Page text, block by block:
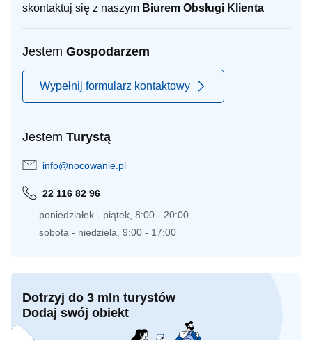
skontaktuj się z naszym Biurem Obsługi Klienta
Jestem Gospodarzem
Wypełnij formularz kontaktowy
Jestem Turystą
info@nocowanie.pl
22 116 82 96
poniedziałek - piątek, 8:00 - 20:00
sobota - niedziela, 9:00 - 17:00
Dotrzyj do 3 mln turystów
Dodaj swój obiekt